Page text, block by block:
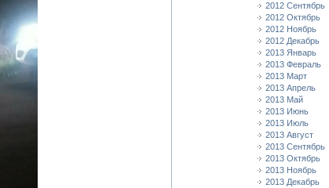
2012 Сентябрь
2012 Октябрь
2012 Ноябрь
2012 Декабрь
2013 Январь
2013 Февраль
2013 Март
2013 Апрель
2013 Май
2013 Июнь
2013 Июль
2013 Август
2013 Сентябрь
2013 Октябрь
2013 Ноябрь
2013 Декабрь